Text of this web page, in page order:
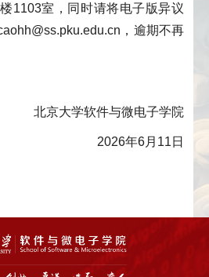
1103室，同时请将电子版异议
，逾期不再
北京大学软件与微电子学院
2026年6月11日